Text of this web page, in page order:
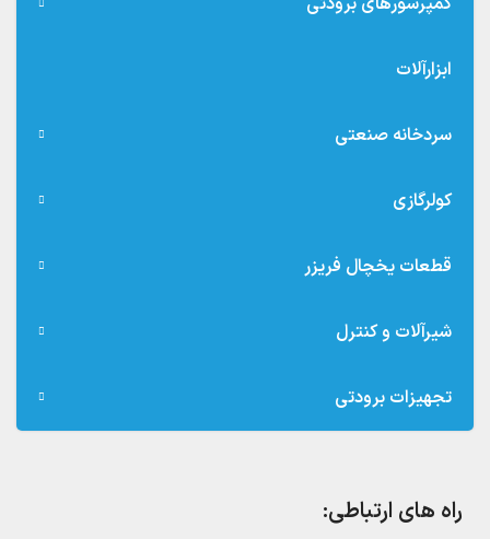
ابزارآلات
سردخانه صنعتی
کولرگازی
قطعات یخچال فریزر
شیرآلات و کنترل
تجهیزات برودتی
راه های ارتباطی: